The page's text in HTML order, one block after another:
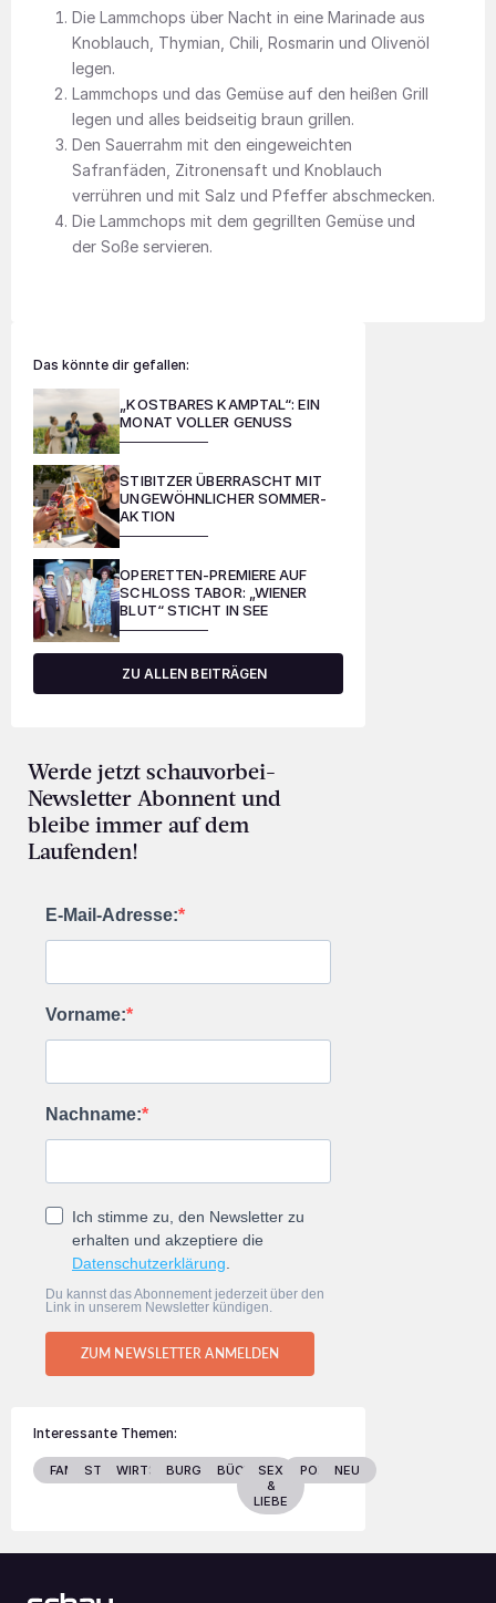
Die Lammchops über Nacht in eine Marinade aus
Knoblauch, Thymian, Chili, Rosmarin und Olivenöl
legen.
Lammchops und das Gemüse auf den heißen Grill
legen und alles beidseitig braun grillen.
Den Sauerrahm mit den eingeweichten
Safranfäden, Zitronensaft und Knoblauch
verrühren und mit Salz und Pfeffer abschmecken.
Die Lammchops mit dem gegrillten Gemüse und
der Soße servieren.
Das könnte dir gefallen:
„KOSTBARES KAMPTAL“: EIN
MONAT VOLLER GENUSS
STIBITZER ÜBERRASCHT MIT
UNGEWÖHNLICHER SOMMER-
AKTION
OPERETTEN-PREMIERE AUF
SCHLOSS TABOR: „WIENER
BLUT“ STICHT IN SEE
ZU ALLEN BEITRÄGEN
Werde jetzt schauvorbei-
Newsletter Abonnent und
bleibe immer auf dem
Laufenden!
E-Mail-Adresse:
Vorname:
Nachname:
Ich stimme zu, den Newsletter zu
erhalten und akzeptiere die
Datenschutzerklärung
Du kannst das Abonnement jederzeit über den
Link in unserem Newsletter kündigen.
ZUM NEWSLETTER ANMELDEN
Interessante Themen:
FAMILIESTARSWIRTSCHAFTBURGENLANDBÜCHERSEX
&
LIEBE
POLITIKNEU